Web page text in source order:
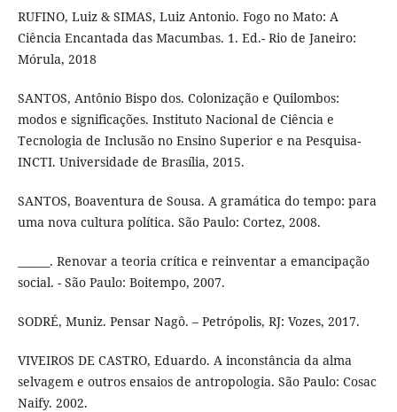
RUFINO, Luiz & SIMAS, Luiz Antonio. Fogo no Mato: A
Ciência Encantada das Macumbas. 1. Ed.- Rio de Janeiro:
Mórula, 2018
SANTOS, Antônio Bispo dos. Colonização e Quilombos:
modos e significações. Instituto Nacional de Ciência e
Tecnologia de Inclusão no Ensino Superior e na Pesquisa-
INCTI. Universidade de Brasília, 2015.
SANTOS, Boaventura de Sousa. A gramática do tempo: para
uma nova cultura política. São Paulo: Cortez, 2008.
______. Renovar a teoria crítica e reinventar a emancipação
social. - São Paulo: Boitempo, 2007.
SODRÉ, Muniz. Pensar Nagô. – Petrópolis, RJ: Vozes, 2017.
VIVEIROS DE CASTRO, Eduardo. A inconstância da alma
selvagem e outros ensaios de antropologia. São Paulo: Cosac
Naify. 2002.